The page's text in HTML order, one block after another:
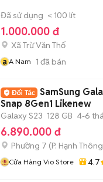
Đã sử dụng < 100 lít
1.000.000 đ
Xã Trừ Văn Thố
a A Nam 1 đã bán
SamSung
Snap 8Gen1 Likenew
Galaxy S23 128 GB 4-6
6.890.000 đ
Phường 7 (P. Hạnh Thông
Cửa Hàng Vio Store 4.7